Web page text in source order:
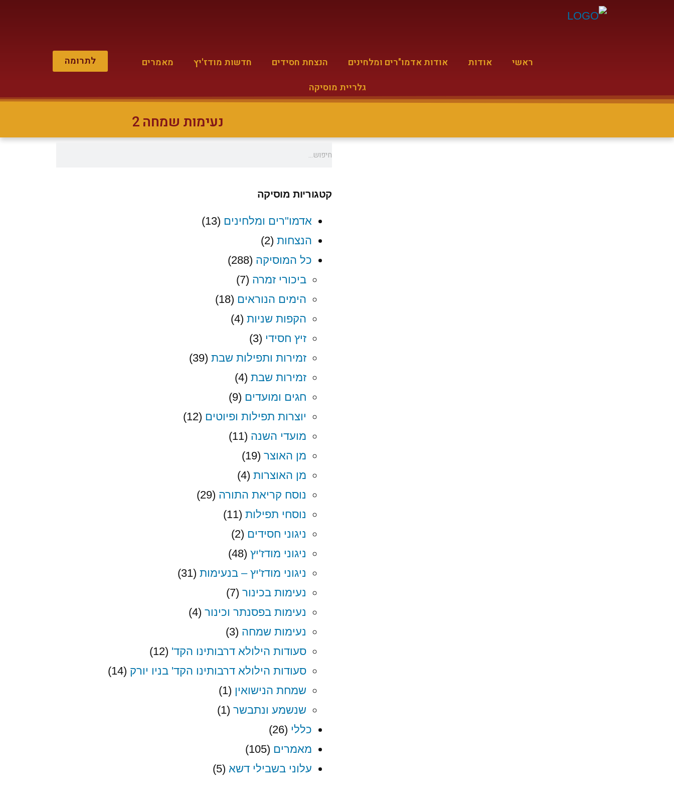
ראשי אודות אודות אדמו"רים ומלחינים הנצחת חסידים חדשות מודז'יץ
מאמרים
גלריית מוסיקה
לתרומה
נעימות שמחה 2
קטגוריות מוסיקה
אדמו"רים ומלחינים (13)
הנצחות (2)
כל המוסיקה (288)
ביכורי זמרה (7)
הימים הנוראים (18)
הקפות שניות (4)
זיץ חסידי (3)
זמירות ותפילות שבת (39)
זמירות שבת (4)
חגים ומועדים (9)
יוצרות תפילות ופיוטים (12)
מועדי השנה (11)
מן האוצר (19)
מן האוצרות (4)
נוסח קריאת התורה (29)
נוסחי תפילות (11)
ניגוני חסידים (2)
ניגוני מודז'יץ (48)
ניגוני מודז'יץ – בנעימות (31)
נעימות בכינור (7)
נעימות בפסנתר וכינור (4)
נעימות שמחה (3)
סעודות הילולא דרבותינו הקד' (12)
סעודות הילולא דרבותינו הקד' בניו יורק (14)
שמחת הנישואין (1)
שנשמע ונתבשר (1)
כללי (26)
מאמרים (105)
עלוני בשבילי דשא (5)